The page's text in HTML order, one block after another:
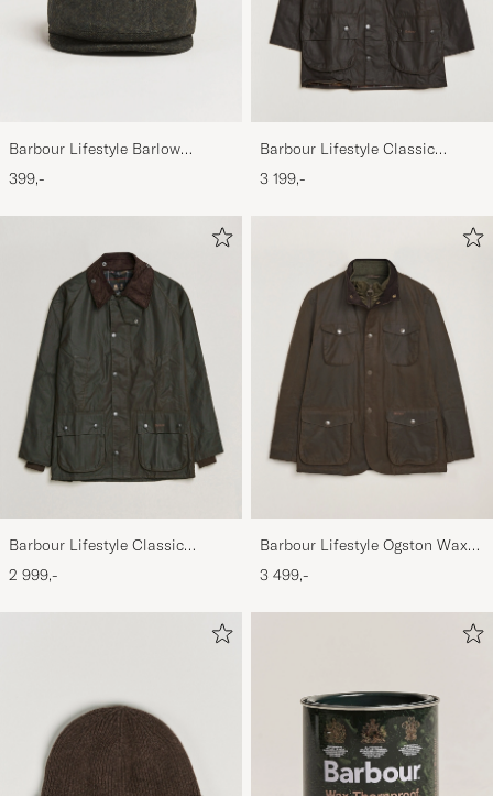
Barbour Lifestyle Barlow
Herringbone Cap Olive
399,-
Barbour Lifestyle Classic
Beaufort Jacket Olive
3 199,-
Barbour Lifestyle Classic
Bedale Jacket Olive
2 999,-
Barbour Lifestyle Ogston Waxed
Jacket Olive
3 499,-